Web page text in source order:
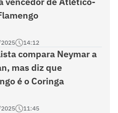
14:12
compara Neymar a
mas diz que
é o Coringa
11:45